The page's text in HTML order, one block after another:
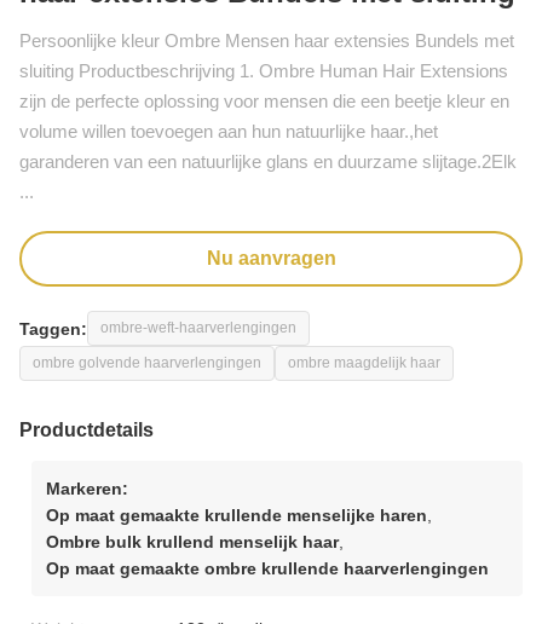
Persoonlijke kleur Ombre Mensen haar extensies Bundels met
sluiting Productbeschrijving 1. Ombre Human Hair Extensions
zijn de perfecte oplossing voor mensen die een beetje kleur en
volume willen toevoegen aan hun natuurlijke haar.,het
garanderen van een natuurlijke glans en duurzame slijtage.2Elk
...
Nu aanvragen
Taggen: ombre-weft-haarverlengingen
ombre golvende haarverlengingen ombre maagdelijk haar
Productdetails
Markeren:
Op maat gemaakte krullende menselijke haren
Ombre bulk krullend menselijk haar,
Op maat gemaakte ombre krullende haarverlengingen